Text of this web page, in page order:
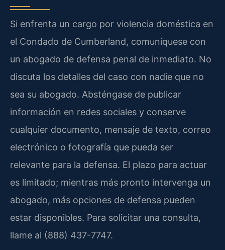
Si enfrenta un cargo por violencia doméstica en
el Condado de Cumberland, comuníquese con
un abogado de defensa penal de inmediato. No
discuta los detalles del caso con nadie que no
sea su abogado. Absténgase de publicar
información en redes sociales y conserve
cualquier documento, mensaje de texto, correo
electrónico o fotografía que pueda ser
relevante para la defensa. El plazo para actuar
es limitado; mientras más pronto intervenga un
abogado, más opciones de defensa pueden
estar disponibles. Para solicitar una consulta,
llame al (888) 437-7747.